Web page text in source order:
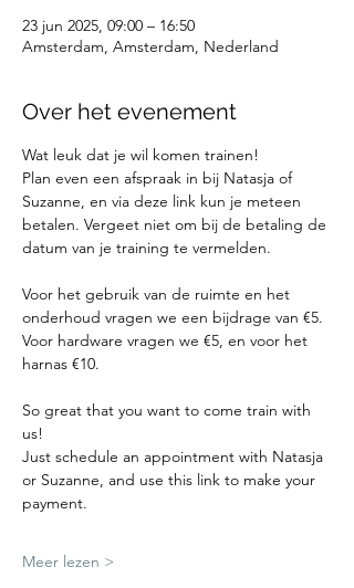
23 jun 2025, 09:00 – 16:50
Amsterdam, Amsterdam, Nederland
Over het evenement
Wat leuk dat je wil komen trainen!
Plan even een afspraak in bij Natasja of
Suzanne, en via deze link kun je meteen
betalen. Vergeet niet om bij de betaling de
datum van je training te vermelden.
Voor het gebruik van de ruimte en het
onderhoud vragen we een bijdrage van €5.
Voor hardware vragen we €5, en voor het
harnas €10.
So great that you want to come train with
us!
Just schedule an appointment with Natasja
or Suzanne, and use this link to make your
payment.
Meer lezen >